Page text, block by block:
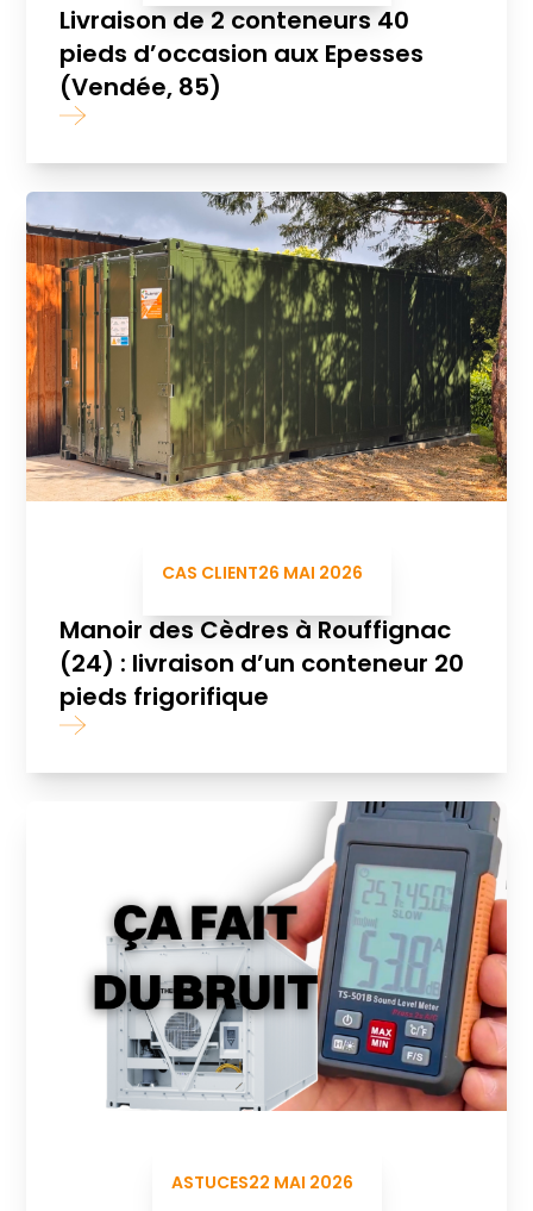
Livraison de 2 conteneurs 40
pieds d’occasion aux Epesses
(Vendée, 85)
CAS CLIENT26 MAI 2026
Manoir des Cèdres à Rouffignac
(24) : livraison d’un conteneur 20
pieds frigorifique
ASTUCES22 MAI 2026